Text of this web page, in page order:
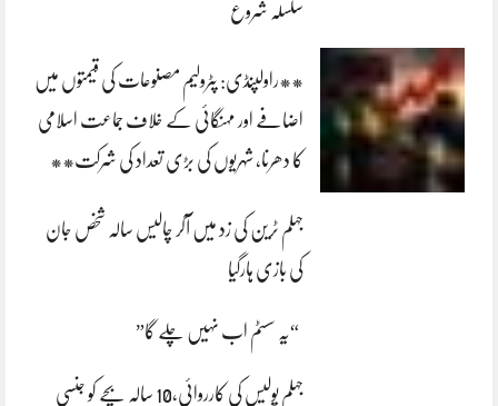
سلسلہ شروع
**راولپنڈی: پٹرولیم مصنوعات کی قیمتوں میں
اضافے اور مہنگائی کے خلاف جماعت اسلامی
کا دھرنا، شہریوں کی بڑی تعداد کی شرکت**
جہلم ٹرین کی زد میں آکر چالیس سالہ شخص جان
کی بازی ہارگیا
“یہ سسٹم اب نہیں چلے گا”
جہلم پولیس کی کارروائی،10 سالہ بچے کو جنسی